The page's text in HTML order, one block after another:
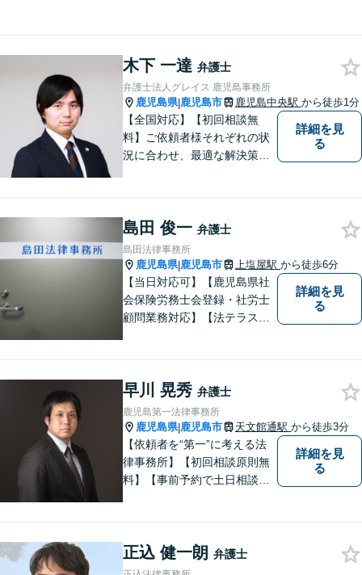
さい。依頼者様との信頼関係
を大切に解決へ向けて尽力い
たします。【休日・夜間対応
可】
木下 一達 弁護士
弁護士法人グレイス 鹿児島事務所
鹿児島県|鹿児島市 鹿児島中央駅 から徒歩1分
【全国対応】【初回相談無
料】ご依頼者様それぞれの状
況に合わせ、最適な解決策を
き合い、解決までしっかりサ
ポートします。【電話・WEB
相談も対応可能】
詳細を見
る
島田 俊一 弁護士
島田法律事務所
鹿児島県|鹿児島市 上塩屋駅 から徒歩6分
【当日対応可】【鹿児島県社
会保険労務士会登録・社労士
顧問業務対応】【法テラス対
詳細を見
る
早川 晃秀 弁護士
鹿児島第一法律事務所
鹿児島県|鹿児島市 天文館通駅 から徒歩3分
【依頼者を“第一”に考える法
律事務所】【初回相談原則無
料】【事前予約で土日相談
て、確かな経験にもとづき、
幅広い分野の法的トラブルへ
詳細を見
る
正込 健一朗 弁護士